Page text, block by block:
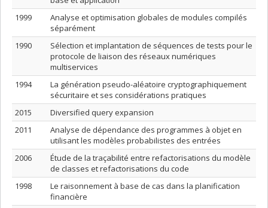
1999
Analyse et optimisation globales de modules compilés
séparément
1990
Sélection et implantation de séquences de tests pour le
protocole de liaison des réseaux numériques
multiservices
1994
La génération pseudo-aléatoire cryptographiquement
sécuritaire et ses considérations pratiques
2015
Diversified query expansion
2011
Analyse de dépendance des programmes à objet en
utilisant les modèles probabilistes des entrées
2006
Étude de la traçabilité entre refactorisations du modèle
de classes et refactorisations du code
1998
Le raisonnement à base de cas dans la planification
financière